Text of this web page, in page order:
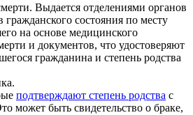
Выдается отделениями органов
гражданского состояния по месту
на основе медицинского
и документов, что удостоверяют
гражданина и степень родства
подтверждают степень родства с
может быть свидетельство о браке,